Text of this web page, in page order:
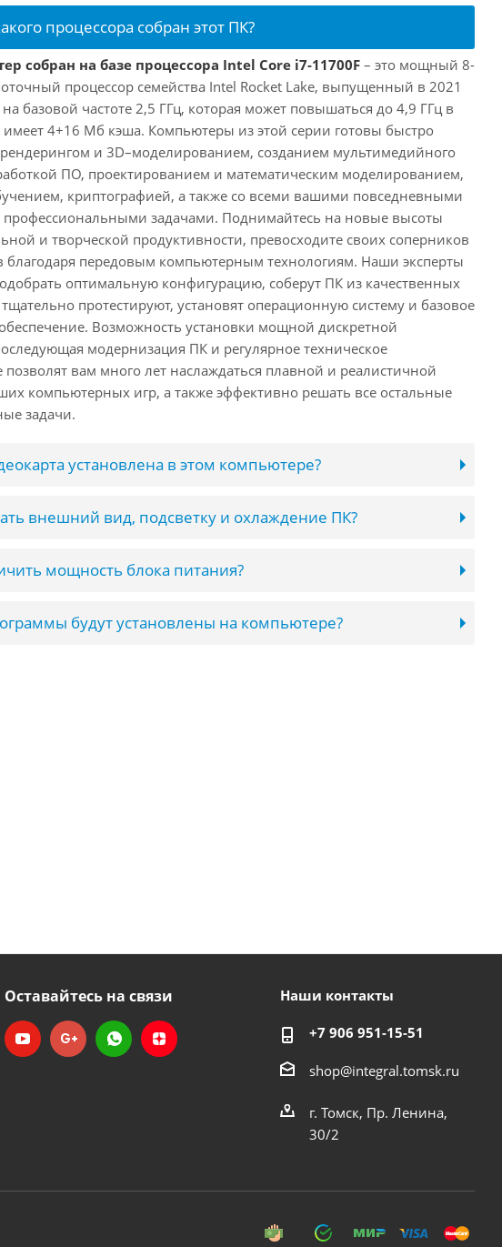
процессора собран этот ПК?
собран на базе процессора Intel Core i7-11700F – это мощный 8-
процессор семейства Intel Rocket Lake, выпущенный в 2021
на базовой частоте 2,5 ГГц, которая может повышаться до 4,9 ГГц в
4+16 Мб кэша. Компьютеры из этой серии готовы быстро
рендерингом и 3D–моделированием, созданием мультимедийного
ПО, проектированием и математическим моделированием,
криптографией, а также со всеми вашими повседневными
задачами. Поднимайтесь на новые высоты
и творческой продуктивности, превосходите своих соперников
благодаря передовым компьютерным технологиям. Наши эксперты
оптимальную конфигурацию, соберут ПК из качественных
протестируют, установят операционную систему и базовое
Возможность установки мощной дискретной
модернизация ПК и регулярное техническое
вам много лет наслаждаться плавной и реалистичной
компьютерных игр, а также эффективно решать все остальные
задачи.
установлена в этом компьютере?
внешний вид, подсветку и охлаждение ПК?
мощность блока питания?
будут установлены на компьютере?
Оставайтесь на связи Наши контакты
+7 906 951-15-51
shop@integral.tomsk.ru
г. Томск, Пр. Ленина,
30/2